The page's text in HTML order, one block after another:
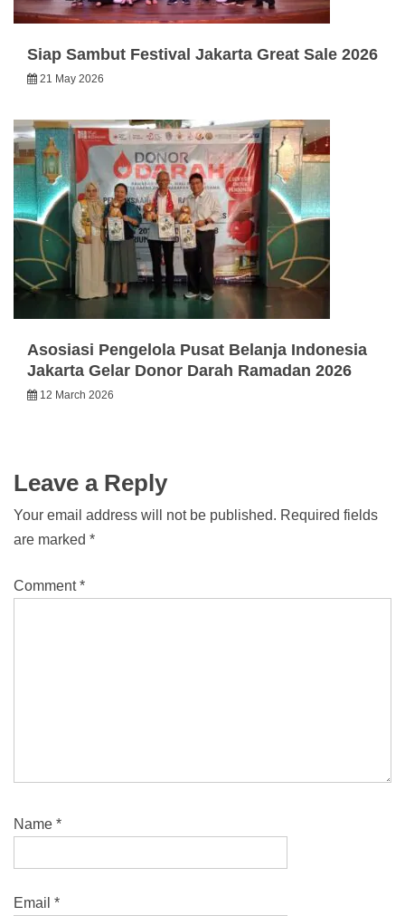
Siap Sambut Festival Jakarta Great Sale 2026
21 May 2026
Asosiasi Pengelola Pusat Belanja Indonesia
Jakarta Gelar Donor Darah Ramadan 2026
12 March 2026
Leave a Reply
Your email address will not be published. Required fields
are marked *
Comment*
Name *
Email *